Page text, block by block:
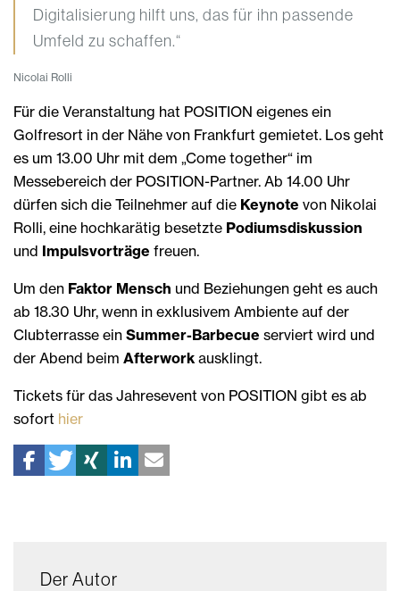
Digitalisierung hilft uns, das für ihn passende
Umfeld zu schaffen.“
Nicolai Rolli
Für die Veranstaltung hat POSITION eigenes ein
Golfresort in der Nähe von Frankfurt gemietet. Los geht
es um 13.00 Uhr mit dem „Come together“ im
Messebereich der POSITION-Partner. Ab 14.00 Uhr
dürfen sich die Teilnehmer auf die Keynote von Nikolai
Rolli, eine hochkarätig besetzte Podiumsdiskussion
und Impulsvorträge freuen.
Um den Faktor Mensch und Beziehungen geht es auch
ab 18.30 Uhr, wenn in exklusivem Ambiente auf der
Clubterrasse ein Summer-Barbecue serviert wird und
der Abend beim Afterwork ausklingt.
Tickets für das Jahresevent von POSITION gibt es ab
sofort hier
Der Autor